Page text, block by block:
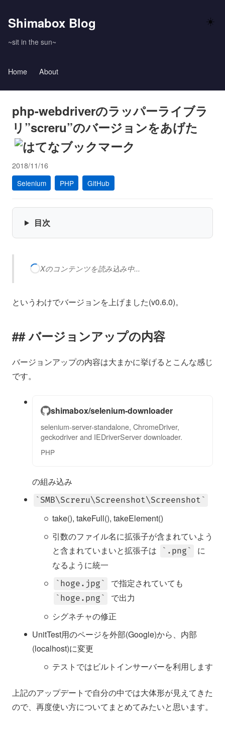
Shimabox Blog
~sit in the sun~
☀️
Home About
php-webdriverのラッパーライブラ
リ”screru”のバージョンをあげた
2018/11/16
Selenium PHP GitHub
目次
Xのコンテンツを読み込み中...
というわけでバージョンを上げました(v0.6.0)。
バージョンアップの内容
バージョンアップの内容は大まかに挙げるとこんな感じ
です。
shimabox/selenium-downloader
selenium-server-standalone, ChromeDriver,
geckodriver and IEDriverServer downloader.
PHP
の組み込み
SMB\Screru\Screenshot\Screenshot
take(), takeFull(), takeElement()
引数のファイル名に拡張子が含まれていよう
と含まれていまいと拡張子は
.png
に
なるように統一
hoge.jpg で指定されていても
hoge.png
で出力
シグネチャの修正
UnitTest用のページを外部(Google)から、内部
(localhost)に変更
テストではビルトインサーバーを利用します
上記のアップデートで自分の中では大体形が見えてきた
ので、再度使い方についてまとめてみたいと思います。